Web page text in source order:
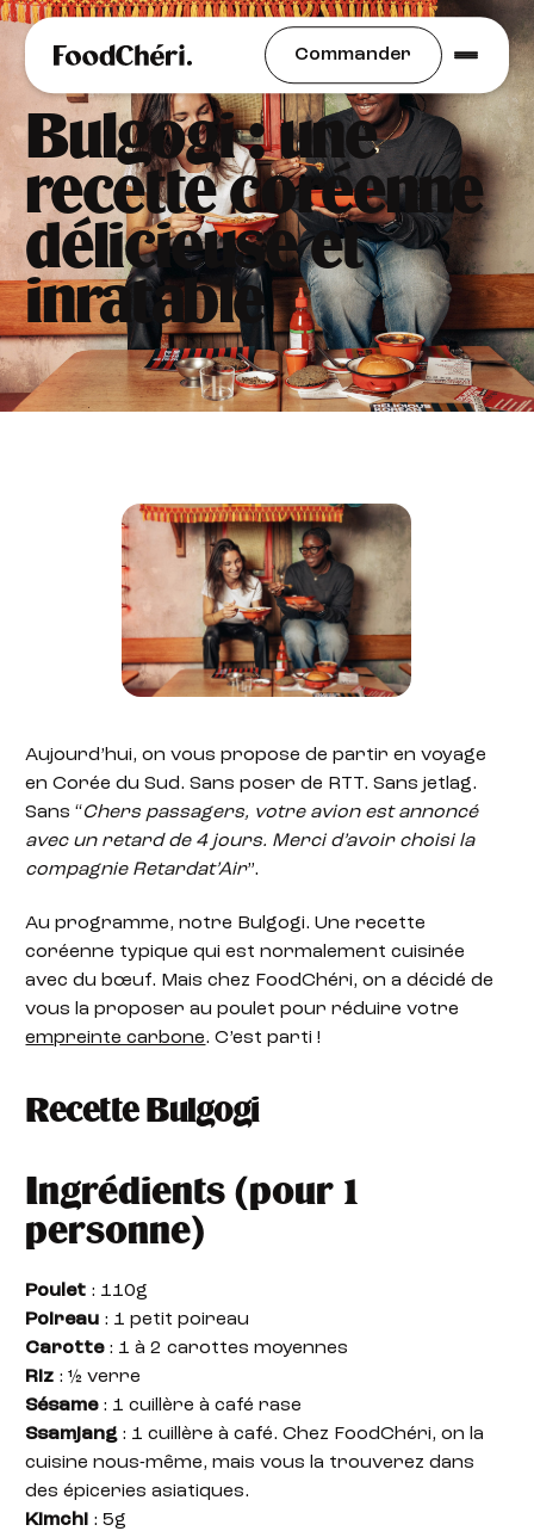
Commander
Mieux Manger au Bureau
Bulgogi : une
recette coréenne
délicieuse et
inratable
Aujourd’hui, on vous propose de partir en voyage
en Corée du Sud. Sans poser de RTT. Sans jetlag.
Sans “Chers passagers, votre avion est annoncé
avec un retard de 4 jours. Merci d’avoir choisi la
compagnie Retardat’Air”.
Au programme, notre Bulgogi. Une recette
coréenne typique qui est normalement cuisinée
avec du bœuf. Mais chez FoodChéri, on a décidé de
vous la proposer au poulet pour réduire votre
empreinte carbone. C’est parti !
Recette Bulgogi
Ingrédients (pour 1
personne)
Poulet : 110g
Poireau : 1 petit poireau
Carotte: 1 à 2 carottes moyennes
Riz : ½ verre
Sésame: 1 cuillère à café rase
Ssamjang: 1 cuillère à café. Chez FoodChéri, on la
cuisine nous-même, mais vous la trouverez dans
des épiceries asiatiques.
Kimchi : 5g